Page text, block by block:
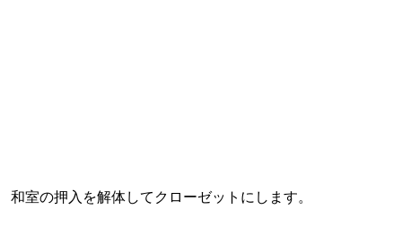
和室の押入を解体してクローゼットにします。